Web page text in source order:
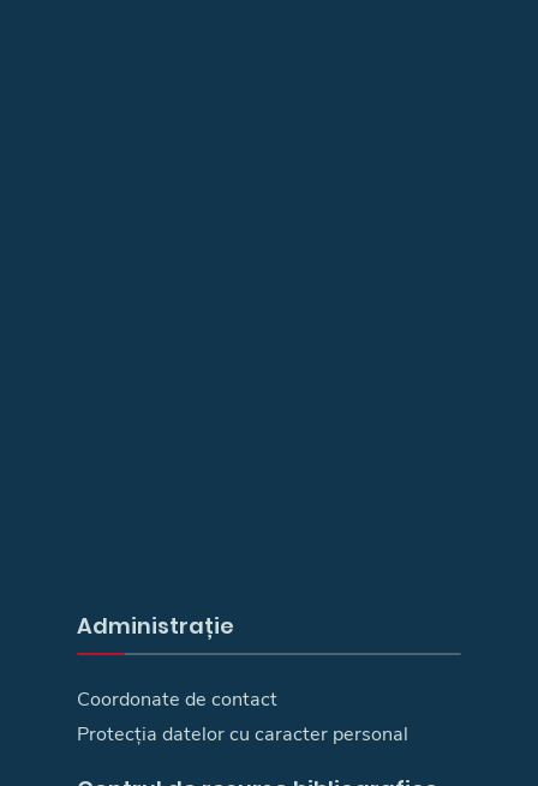
Administrație
Coordonate de contact
Protecția datelor cu caracter personal